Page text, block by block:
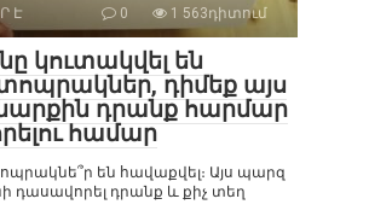
Է 0 1 563դիտում
կուտակվել են
դիմեք այս
դրանք հարմար
համար
են հավաքվել։ Այս պարզ
դասավորել դրանք և քիչ տեղ